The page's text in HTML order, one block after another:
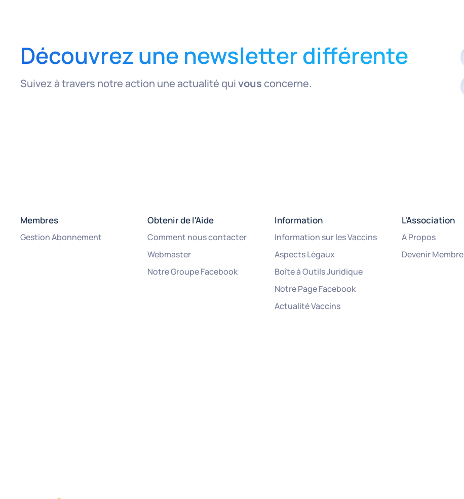
Découvrez une newsletter différente
Suivez à travers notre action une actualité quivousconcerne.
Membres
Gestion Abonnement
Obtenir de l'Aide
Comment nous contacter
Webmaster
Notre Groupe Facebook
Information
Information sur les Vaccins
Aspects Légaux
Boîte à Outils Juridique
Notre Page Facebook
Actualité Vaccins
L'Association
A Propos
Devenir Membre